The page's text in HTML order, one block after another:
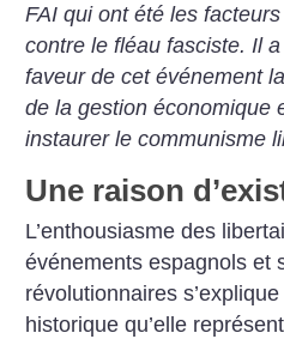
FAI qui ont été les
contre le fléau fasciste. Il
faveur de cet événement
de la gestion économique
instaurer le communisme
Une raison
L’enthousiasme des
événements espagnols et
révolutionnaires
historique qu’elle